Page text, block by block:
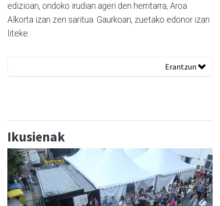
edizioan, ondoko irudian ageri den herritarra, Aroa
Alkorta izan zen saritua. Gaurkoan, zuetako edonor izan
liteke.
Erantzun
Ikusienak